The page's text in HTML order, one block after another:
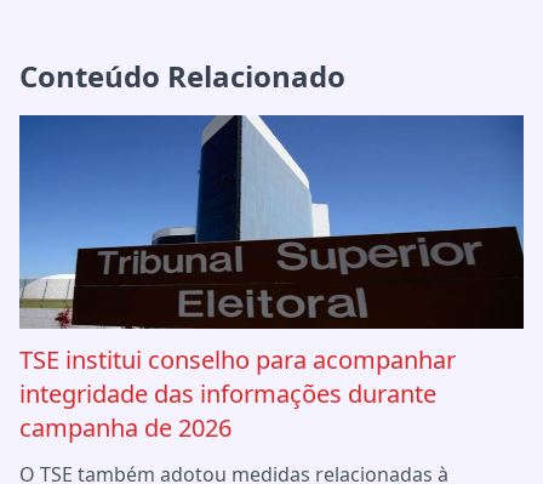
Conteúdo Relacionado
TSE institui conselho para acompanhar
integridade das informações durante
campanha de 2026
O TSE também adotou medidas relacionadas à